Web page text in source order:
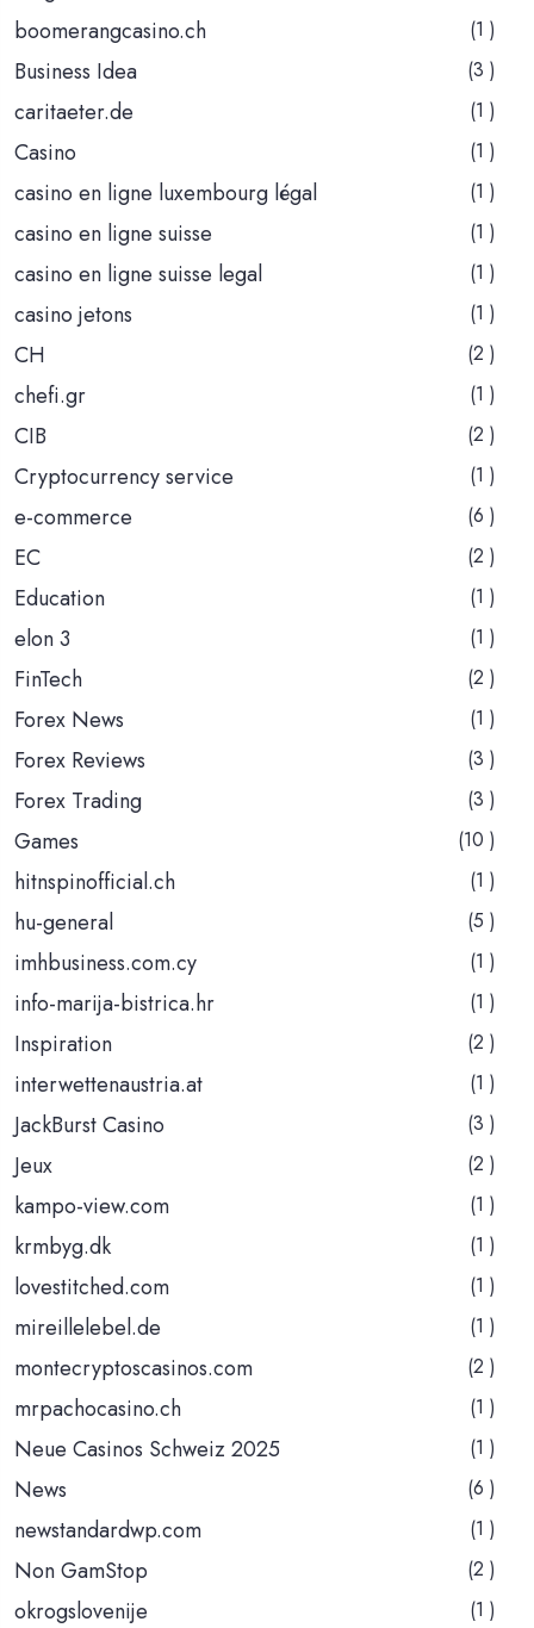
boomerangcasino.ch (1 )
Business Idea (3 )
caritaeter.de (1 )
Casino (1 )
casino en ligne luxembourg légal (1 )
casino en ligne suisse (1 )
casino en ligne suisse legal (1 )
casino jetons (1 )
CH (2 )
chefi.gr (1 )
CIB (2 )
Cryptocurrency service (1 )
e-commerce (6 )
EC (2 )
Education (1 )
elon 3 (1 )
FinTech (2 )
Forex News (1 )
Forex Reviews (3 )
Forex Trading (3 )
Games (10 )
hitnspinofficial.ch (1 )
hu-general (5 )
imhbusiness.com.cy (1 )
info-marija-bistrica.hr (1 )
Inspiration (2 )
interwettenaustria.at (1 )
JackBurst Casino (3 )
Jeux (2 )
kampo-view.com (1 )
krmbyg.dk (1 )
lovestitched.com (1 )
mireillelebel.de (1 )
montecryptoscasinos.com (2 )
mrpachocasino.ch (1 )
Neue Casinos Schweiz 2025 (1 )
News (6 )
newstandardwp.com (1 )
Non GamStop (2 )
okrogslovenije (1 )